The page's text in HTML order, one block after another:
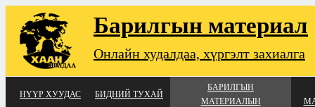
Барилгын материал
Онлайн худалдаа, хүргэлт захиалга
НҮҮР ХУУДАС БИДНИЙ ТУХАЙ
БАРИЛГЫН
МАТЕРИАЛЫН